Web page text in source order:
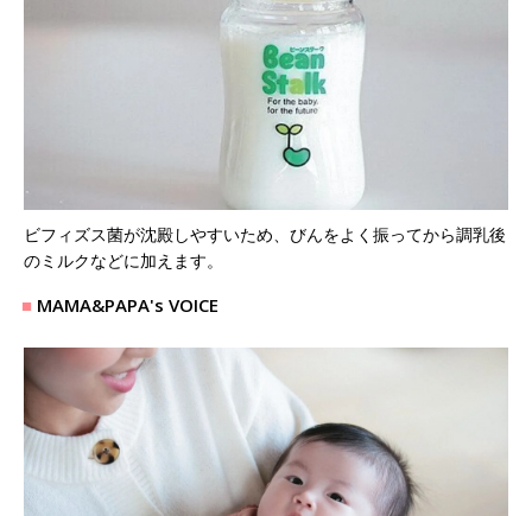
ビフィズス菌が沈殿しやすいため、びんをよく振ってから調乳後
のミルクなどに加えます。
MAMA&PAPA's VOICE